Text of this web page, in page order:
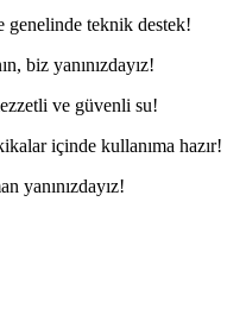
teknik destek!
biz yanınızdayız!
ve güvenli su!
içinde kullanıma hazır!
yanınızdayız!